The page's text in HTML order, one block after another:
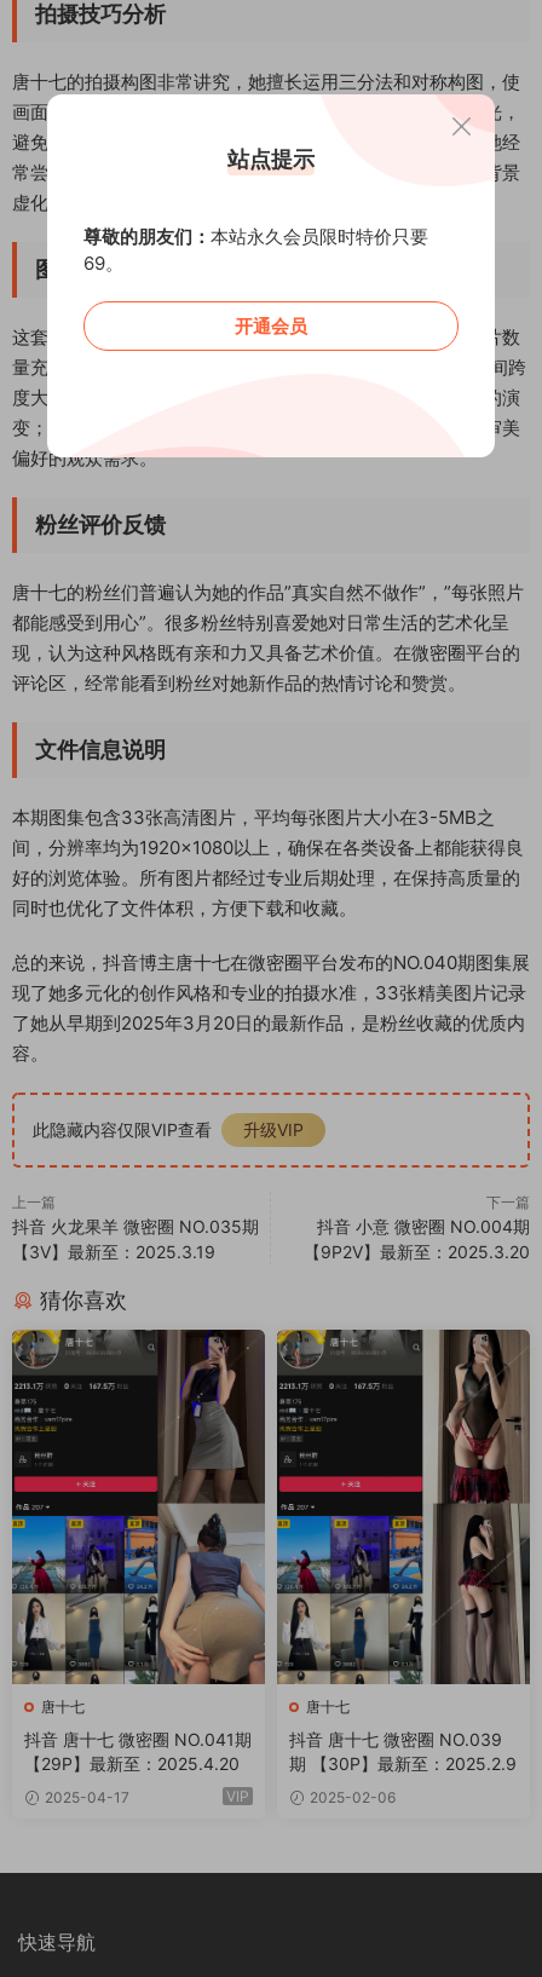
拍摄技巧分析
唐十七的拍摄构图非常讲究，她擅长运用三分法和对称构图，使
画面既平衡又不失活力。在光线运用上，她偏好柔和的自然光，
避免过度使用滤镜，保持照片的真实质感。角度选择方面，她经
常尝试俯拍和仰拍的创新视角，为常规的自拍带来新鲜感。背景
虚化的处理也恰到好处，既突出了主体又保留了环境氛围。
图集独特优势
这套图集在同类内容中脱颖而出有几个关键原因：首先是图片数
量充足，33张高质量照片提供了丰富的观赏内容；其次是时间跨
度大，收录了从早期到最新的作品，可以清晰看到博主风格的演
变；最后是主题多样性，涵盖了多种风格和场景，满足不同审美
偏好的观众需求。
粉丝评价反馈
唐十七的粉丝们普遍认为她的作品”真实自然不做作”，”每张照片
都能感受到用心”。很多粉丝特别喜爱她对日常生活的艺术化呈
现，认为这种风格既有亲和力又具备艺术价值。在微密圈平台的
评论区，经常能看到粉丝对她新作品的热情讨论和赞赏。
文件信息说明
本期图集包含33张高清图片，平均每张图片大小在3-5MB之
间，分辨率均为1920×1080以上，确保在各类设备上都能获得良
好的浏览体验。所有图片都经过专业后期处理，在保持高质量的
同时也优化了文件体积，方便下载和收藏。
总的来说，抖音博主唐十七在微密圈平台发布的NO.040期图集展
现了她多元化的创作风格和专业的拍摄水准，33张精美图片记录
了她从早期到2025年3月20日的最新作品，是粉丝收藏的优质内
容。
此隐藏内容仅限VIP查看 升级VIP
上一篇
抖音 火龙果羊 微密圈 NO.035期
【3V】最新至：2025.3.19
下一篇
抖音 小意 微密圈 NO.004期
【9P2V】最新至：2025.3.20
猜你喜欢
唐十七
抖音 唐十七 微密圈 NO.041期
【29P】最新至：2025.4.20
2025-04-17 VIP
唐十七
抖音 唐十七 微密圈 NO.039
期 【30P】最新至：2025.2.9
2025-02-06
快速导航
站点提示
尊敬的朋友们： 本站永久会员限时特价只要
69。
开通会员